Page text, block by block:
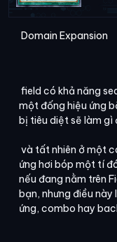
Domain Expansion
field có khả năng
một đống hiệu ứng
bị tiêu diệt sẽ làm gì
và tất nhiên ở một
ứng hơi bóp một tí
nếu đang nằm trên
bạn, nhưng điều này
ứng, combo hay